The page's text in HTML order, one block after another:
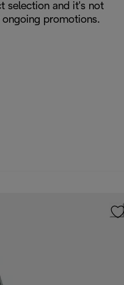
selection and it's not
promotions.